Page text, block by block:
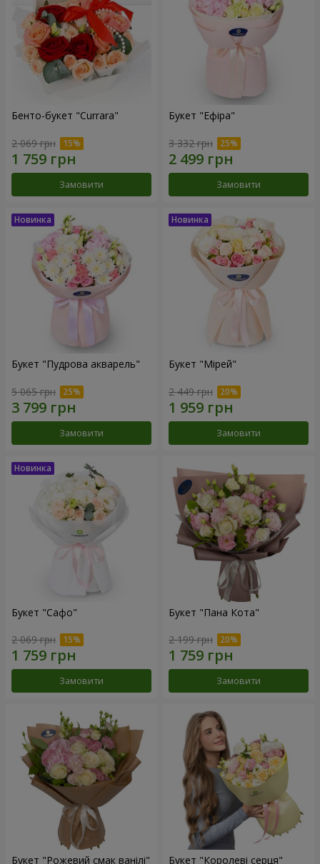
Бенто-букет "Currara"
2 069 грн
Замовити
Букет "Ефіра"
3 332 грн
Замовити
Букет "Пудрова акварель"
5 065 грн
Замовити
Букет "Мірей"
2 449 грн
Замовити
Букет "Сафо"
2 069 грн
Замовити
Букет "Пана Кота"
2 199 грн
Замовити
Букет "Рожевий смак ванілі" Букет "Королеві серця"